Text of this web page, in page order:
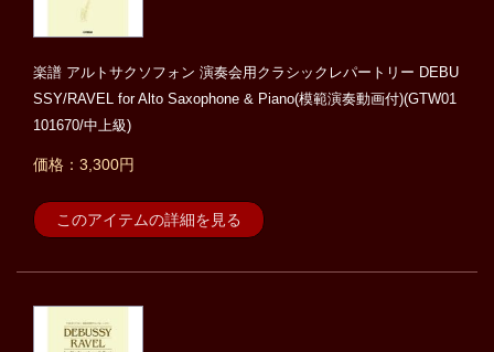
楽譜 アルトサクソフォン 演奏会用クラシックレパートリー DEBU
SSY/RAVEL for Alto Saxophone & Piano(模範演奏動画付)(GTW01
101670/中上級)
価格：3,300円
このアイテムの詳細を見る